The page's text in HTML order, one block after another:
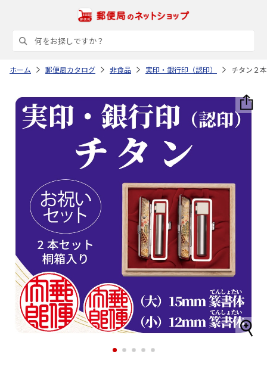
ホーム 郵便局カタログ 非食品 実印・銀行印（認印） チタン２
1 2 3 4 5